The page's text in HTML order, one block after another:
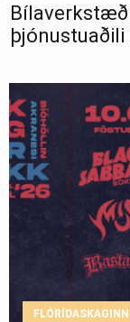
þjónustuaðili
FLÓRÍDASKAGINN